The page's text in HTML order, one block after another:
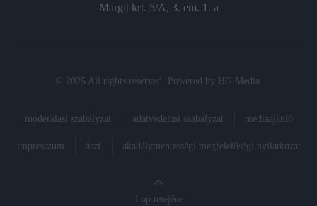
Margit krt. 5/A, 3. em. 1. a
© 2025 All rights reserved. Powered by HG Media
moderálási szabályzat adatvédelmi szabályzat médiaajánló
impresszum ászf akadálymentességi megfelelőségi nyilatkozat
Lap tetejére